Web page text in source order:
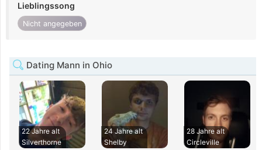
Lieblingssong
Nicht angegeben
Dating Mann in Ohio
22 Jahre alt
Silverthorne
24 Jahre alt
Shelby
28 Jahre alt
Circleville